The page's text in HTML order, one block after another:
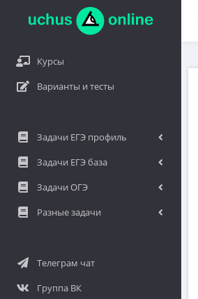
Курсы
Варианты и тесты
Задачи ЕГЭ профиль
Задачи ЕГЭ база
Задачи ОГЭ
Разные задачи
Телеграм чат
Группа ВК